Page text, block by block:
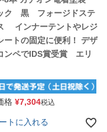
ク 黒 フォージドステ
インナーテントやレジ
ートの固定に便利！ デザ
ンペでIDS賞受賞 エリ
格 ¥7,304税込
トに入れる